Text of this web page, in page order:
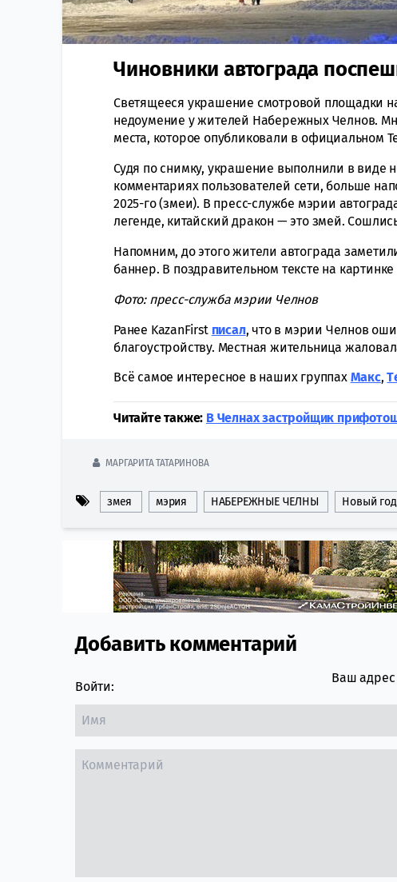
Чиновники автограда
Светящееся украшение смотровой площадки
недоумение у жителей Набережных Челнов.
места, которое опубликовали в официальном
Судя по снимку, украшение выполнили в виде
комментариях пользователей сети, больше
2025-го (змеи). В пресс-службе мэрии
легенде, китайский дракон — это змей.
Напомним, до этого жители автограда
баннер. В поздравительном тексте на
Фото: пресс-служба мэрии Челнов
Ранее KazanFirst писал, что в мэрии Челнов
благоустройству. Местная жительница
Всё самое интересное в наших группах Макс,
Читайте также: В Челнах застройщик
МАРГАРИТА ТАТАРИНОВА
змея мэрия НАБЕРЕЖНЫЕ ЧЕЛНЫ Новый год
Comment section
Добавить комментарий
Войти:
Ваш адрес